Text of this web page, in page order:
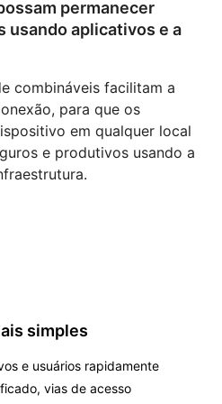
permanecer
usando aplicativos e a
combináveis facilitam a
para que os
em qualquer local
e produtivos usando a
simples
e usuários rapidamente
vias de acesso